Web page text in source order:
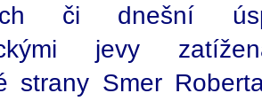
či dnešní
jevy
strany Smer